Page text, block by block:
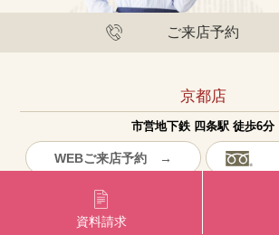
ご来店予約
京都店
市営地下鉄 四条駅 徒歩6分
WEBご来店予約 →